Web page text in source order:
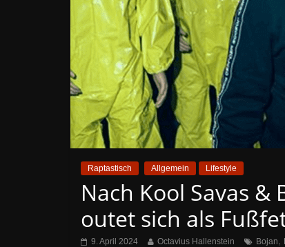
Raptastisch Allgemein Lifestyle
Nach Kool Savas &
outet sich als
9. April 2024 Octavius Hallenstein Bojan,